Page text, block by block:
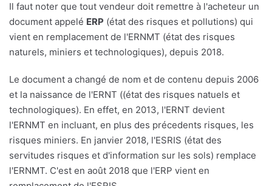
Il faut noter que tout vendeur doit remettre à l'acheteur un
document appelé ERP (état des risques et pollutions) qui
vient en remplacement de l'ERNMT (état des risques
naturels, miniers et technologiques), depuis 2018.
Le document a changé de nom et de contenu depuis 2006
et la naissance de l'ERNT ((état des risques natuels et
technologiques). En effet, en 2013, l'ERNT devient
l'ERNMT en incluant, en plus des précedents risques, les
risques miniers. En janvier 2018, l'ESRIS (état des
servitudes risques et d'information sur les sols) remplace
l'ERNMT. C'est en août 2018 que l'ERP vient en